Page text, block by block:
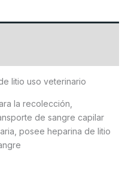
litio uso veterinario
la recolección,
de sangre capilar
posee heparina de litio